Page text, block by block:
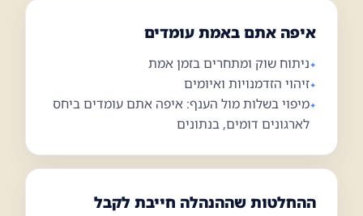
01
איפה אתם באמת עומדים
ניתוח שוק ומתחרים בזמן אמת
זיהוי הזדמנויות ואיומים
מיפוי בשלות מול הענף: איפה אתם עומדים ביחס
לארגונים דומים, בנתונים
ההחלטות שההנהלה חייבת לקבל